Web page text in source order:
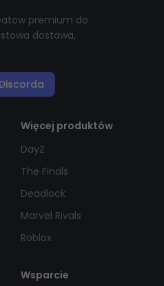
premium do
dostawa,
Więcej produktów
DayZ
The Finals
Deadlock
Marvel Rivals
Roblox
Wsparcie